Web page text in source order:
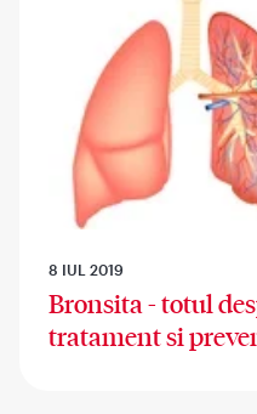
8 IUL 2019
Bronsita - totul
tratament si